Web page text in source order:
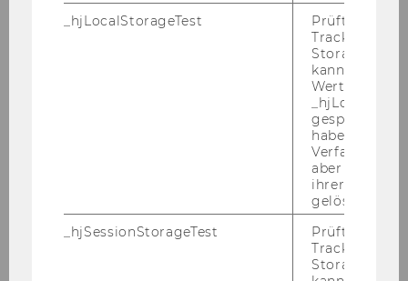
_hjLocalStorageTest
Prüft, ob der
Tracking
Storage
kann. Wenn
Wert 1
haben keine
Verfallszeit,
aber fast
ihrer
gelöscht.
_hjSessionStorageTest
Prüft, ob der
Tracking
Storage